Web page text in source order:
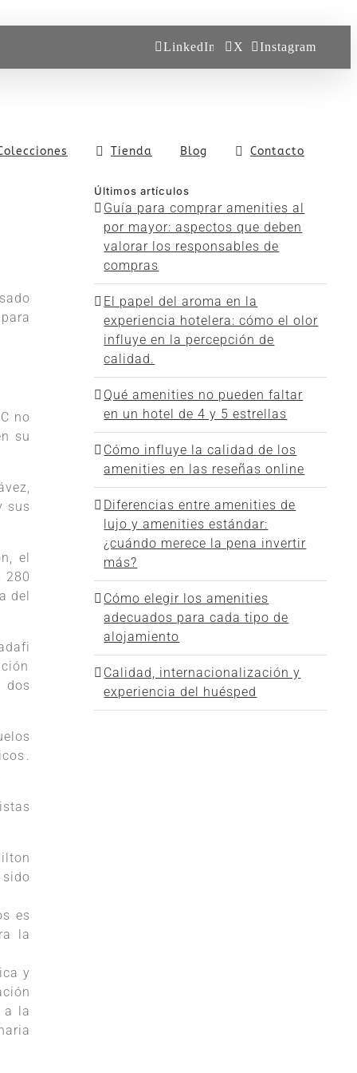
LinkedIn X Instagram
Tienda Blog Contacto
no
su
sus
el
280
del
dos
es
la
y
a la
Últimos artículos
Guía para comprar amenities al
por mayor: aspectos que deben
valorar los responsables de
compras
El papel del aroma en la
experiencia hotelera: cómo el olor
influye en la percepción de
calidad.
Qué amenities no pueden faltar
en un hotel de 4 y 5 estrellas
Cómo influye la calidad de los
amenities en las reseñas online
Diferencias entre amenities de
lujo y amenities estándar:
¿cuándo merece la pena invertir
más?
Cómo elegir los amenities
adecuados para cada tipo de
alojamiento
Calidad, internacionalización y
experiencia del huésped